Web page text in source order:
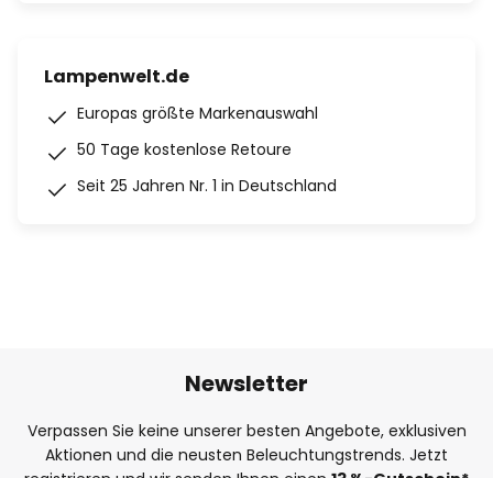
Lampenwelt.de
Europas größte Markenauswahl
50 Tage kostenlose Retoure
Seit 25 Jahren Nr. 1 in Deutschland
Newsletter
Verpassen Sie keine unserer besten Angebote, exklusiven
Aktionen und die neusten Beleuchtungstrends. Jetzt